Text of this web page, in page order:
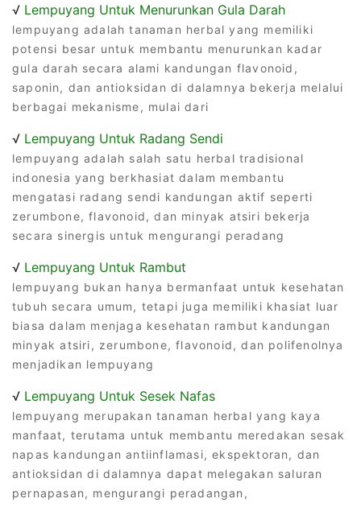
√ Lempuyang Untuk Menurunkan Gula Darah
lempuyang adalah tanaman herbal yang memiliki
potensi besar untuk membantu menurunkan kadar
gula darah secara alami kandungan flavonoid,
saponin, dan antioksidan di dalamnya bekerja melalui
berbagai mekanisme, mulai dari
√ Lempuyang Untuk Radang Sendi
lempuyang adalah salah satu herbal tradisional
indonesia yang berkhasiat dalam membantu
mengatasi radang sendi kandungan aktif seperti
zerumbone, flavonoid, dan minyak atsiri bekerja
secara sinergis untuk mengurangi peradang
√ Lempuyang Untuk Rambut
lempuyang bukan hanya bermanfaat untuk kesehatan
tubuh secara umum, tetapi juga memiliki khasiat luar
biasa dalam menjaga kesehatan rambut kandungan
minyak atsiri, zerumbone, flavonoid, dan polifenolnya
menjadikan lempuyang
√ Lempuyang Untuk Sesek Nafas
lempuyang merupakan tanaman herbal yang kaya
manfaat, terutama untuk membantu meredakan sesak
napas kandungan antiinflamasi, ekspektoran, dan
antioksidan di dalamnya dapat melegakan saluran
pernapasan, mengurangi peradangan,